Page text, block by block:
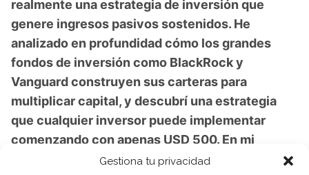
Gestiona tu privacidad
realmente una estrategia de inversión que
genere ingresos pasivos sostenidos. He
analizado en profundidad cómo los grandes
fondos de inversión como BlackRock y
Vanguard construyen sus carteras para
multiplicar capital, y descubrí una estrategia
que cualquier inversor puede implementar
comenzando con apenas USD 500. En mi
webinar gratuito del 17 de noviembre te